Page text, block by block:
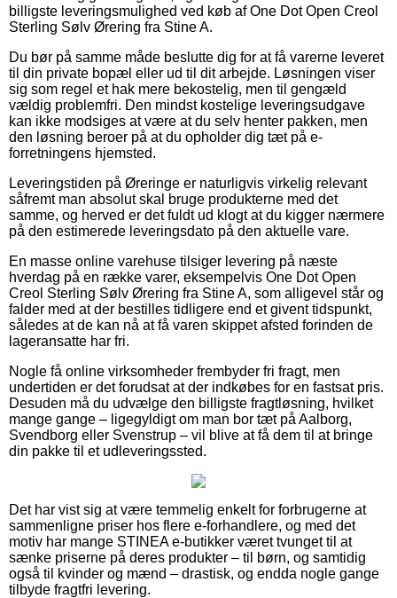
billigste leveringsmulighed ved køb af One Dot Open Creol
Sterling Sølv Ørering fra Stine A.
Du bør på samme måde beslutte dig for at få varerne leveret
til din private bopæl eller ud til dit arbejde. Løsningen viser
sig som regel et hak mere bekostelig, men til gengæld
vældig problemfri. Den mindst kostelige leveringsudgave
kan ikke modsiges at være at du selv henter pakken, men
den løsning beroer på at du opholder dig tæt på e-
forretningens hjemsted.
Leveringstiden på Øreringe er naturligvis virkelig relevant
såfremt man absolut skal bruge produkterne med det
samme, og herved er det fuldt ud klogt at du kigger nærmere
på den estimerede leveringsdato på den aktuelle vare.
En masse online varehuse tilsiger levering på næste
hverdag på en række varer, eksempelvis One Dot Open
Creol Sterling Sølv Ørering fra Stine A, som alligevel står og
falder med at der bestilles tidligere end et givent tidspunkt,
således at de kan nå at få varen skippet afsted forinden de
lageransatte har fri.
Nogle få online virksomheder frembyder fri fragt, men
undertiden er det forudsat at der indkøbes for en fastsat pris.
Desuden må du udvælge den billigste fragtløsning, hvilket
mange gange – ligegyldigt om man bor tæt på Aalborg,
Svendborg eller Svenstrup – vil blive at få dem til at bringe
din pakke til et udleveringssted.
Det har vist sig at være temmelig enkelt for forbrugerne at
sammenligne priser hos flere e-forhandlere, og med det
motiv har mange STINEA e-butikker været tvunget til at
sænke priserne på deres produkter – til børn, og samtidig
også til kvinder og mænd – drastisk, og endda nogle gange
tilbyde fragtfri levering.